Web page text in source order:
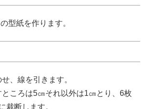
型紙を作ります。
、線を引きます。
ころは5㎝それ以外は1㎝とり、6枚
裁断します。